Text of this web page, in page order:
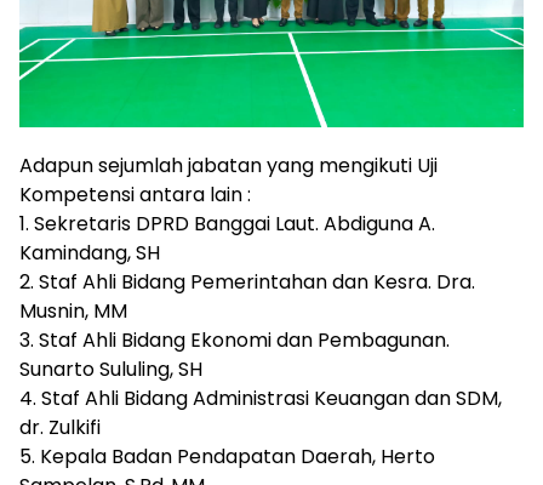
Adapun sejumlah jabatan yang mengikuti Uji
Kompetensi antara lain :
1. Sekretaris DPRD Banggai Laut. Abdiguna A.
Kamindang, SH
2. Staf Ahli Bidang Pemerintahan dan Kesra. Dra.
Musnin, MM
3. Staf Ahli Bidang Ekonomi dan Pembagunan.
Sunarto Sululing, SH
4. Staf Ahli Bidang Administrasi Keuangan dan SDM,
dr. Zulkifi
5. Kepala Badan Pendapatan Daerah, Herto